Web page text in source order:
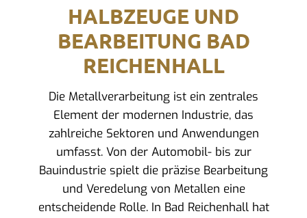
HALBZEUGE UND
BEARBEITUNG BAD
REICHENHALL
Die Metallverarbeitung ist ein zentrales
Element der modernen Industrie, das
zahlreiche Sektoren und Anwendungen
umfasst. Von der Automobil- bis zur
Bauindustrie spielt die präzise Bearbeitung
und Veredelung von Metallen eine
entscheidende Rolle. In Bad Reichenhall hat